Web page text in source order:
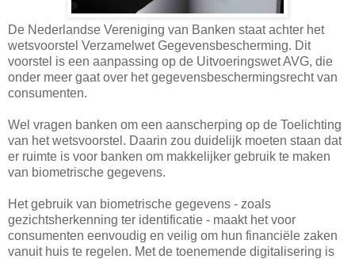
De Nederlandse Vereniging van Banken staat achter het
wetsvoorstel Verzamelwet Gegevensbescherming. Dit
voorstel is een aanpassing op de Uitvoeringswet AVG, die
onder meer gaat over het gegevensbeschermingsrecht van
consumenten.
Wel vragen banken om een aanscherping op de Toelichting
van het wetsvoorstel. Daarin zou duidelijk moeten staan dat
er ruimte is voor banken om makkelijker gebruik te maken
van biometrische gegevens.
Het gebruik van biometrische gegevens - zoals
gezichtsherkenning ter identificatie - maakt het voor
consumenten eenvoudig en veilig om hun financiële zaken
vanuit huis te regelen. Met de toenemende digitalisering is